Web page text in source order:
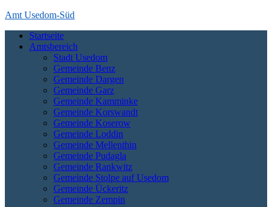
Skip
content
Amt Usedom-Süd
Das Amt Usedom-Süd ist die Verwaltung für einen großen Bereich
auf der Insel Usedom. Es erstreckt sich vom Seebad Zempin im
Nordwesten bis an die polnische Grenze bei Garz und Kamminke im
Osten und die Zecheriner Brücke im Süden der Insel.
Startseite
Amtsbereich
Stadt Usedom
Gemeinde Benz
Gemeinde Dargen
Gemeinde Garz
Gemeinde Kamminke
Gemeinde Korswandt
Gemeinde Koserow
Gemeinde Loddin
Gemeinde Mellenthin
Gemeinde Pudagla
Gemeinde Rankwitz
Gemeinde Stolpe auf Usedom
Gemeinde Ückeritz
Gemeinde Zempin